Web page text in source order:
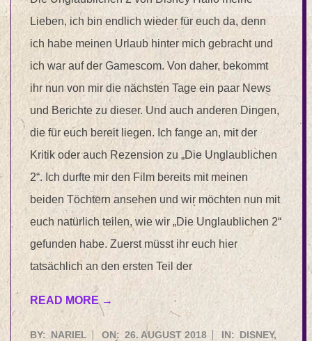
Lieben, ich bin endlich wieder für euch da, denn
ich habe meinen Urlaub hinter mich gebracht und
ich war auf der Gamescom. Von daher, bekommt
ihr nun von mir die nächsten Tage ein paar News
und Berichte zu dieser. Und auch anderen Dingen,
die für euch bereit liegen. Ich fange an, mit der
Kritik oder auch Rezension zu „Die Unglaublichen
2“. Ich durfte mir den Film bereits mit meinen
beiden Töchtern ansehen und wir möchten nun mit
euch natürlich teilen, wie wir „Die Unglaublichen 2“
gefunden habe. Zuerst müsst ihr euch hier
tatsächlich an den ersten Teil der
READ MORE →
2018-
BY: NARIEL ON: 26. AUGUST 2018 IN: DISNEY,